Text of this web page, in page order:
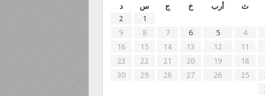
ث أرب خ ج س
د
1
2
4
5
6
7
8
9
11
12
13
14
15
16
18
19
20
21
22
23
25
26
27
28
29
30